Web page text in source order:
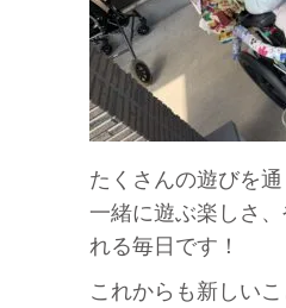
たくさんの遊びを
一緒に遊ぶ楽しさ
れる毎日です！
これからも新しい